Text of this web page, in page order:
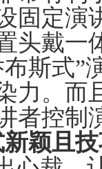
固定演
头戴一
斯式”
力。而
者控制
新颖且